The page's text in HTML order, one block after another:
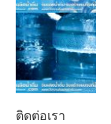
ติดต่อเรา